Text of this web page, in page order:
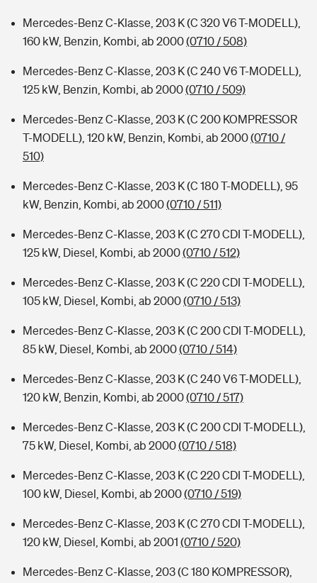
Mercedes-Benz C-Klasse, 203 K (C 320 V6 T-MODELL),
160 kW, Benzin, Kombi, ab 2000(0710 / 508)
Mercedes-Benz C-Klasse, 203 K (C 240 V6 T-MODELL),
125 kW, Benzin, Kombi, ab 2000(0710 / 509)
Mercedes-Benz C-Klasse, 203 K (C 200 KOMPRESSOR
T-MODELL), 120 kW, Benzin, Kombi, ab 2000(0710 /
510)
Mercedes-Benz C-Klasse, 203 K (C 180 T-MODELL), 95
kW, Benzin, Kombi, ab 2000(0710 / 511)
Mercedes-Benz C-Klasse, 203 K (C 270 CDI T-MODELL),
125 kW, Diesel, Kombi, ab 2000(0710 / 512)
Mercedes-Benz C-Klasse, 203 K (C 220 CDI T-MODELL),
105 kW, Diesel, Kombi, ab 2000(0710 / 513)
Mercedes-Benz C-Klasse, 203 K (C 200 CDI T-MODELL),
85 kW, Diesel, Kombi, ab 2000(0710 / 514)
Mercedes-Benz C-Klasse, 203 K (C 240 V6 T-MODELL),
120 kW, Benzin, Kombi, ab 2000(0710 / 517)
Mercedes-Benz C-Klasse, 203 K (C 200 CDI T-MODELL),
75 kW, Diesel, Kombi, ab 2000(0710 / 518)
Mercedes-Benz C-Klasse, 203 K (C 220 CDI T-MODELL),
100 kW, Diesel, Kombi, ab 2000(0710 / 519)
Mercedes-Benz C-Klasse, 203 K (C 270 CDI T-MODELL),
120 kW, Diesel, Kombi, ab 2001 (0710 / 520)
Mercedes-Benz C-Klasse, 203 (C 180 KOMPRESSOR),